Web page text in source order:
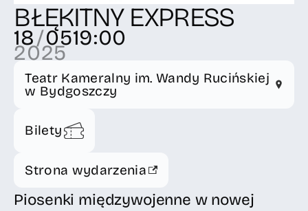
BŁĘKITNY EXPRESS
18/05
2025
19:00
Teatr Kameralny im. Wandy Rucińskiej
w Bydgoszczy
Bilety
Strona wydarzenia
Piosenki międzywojenne w nowej